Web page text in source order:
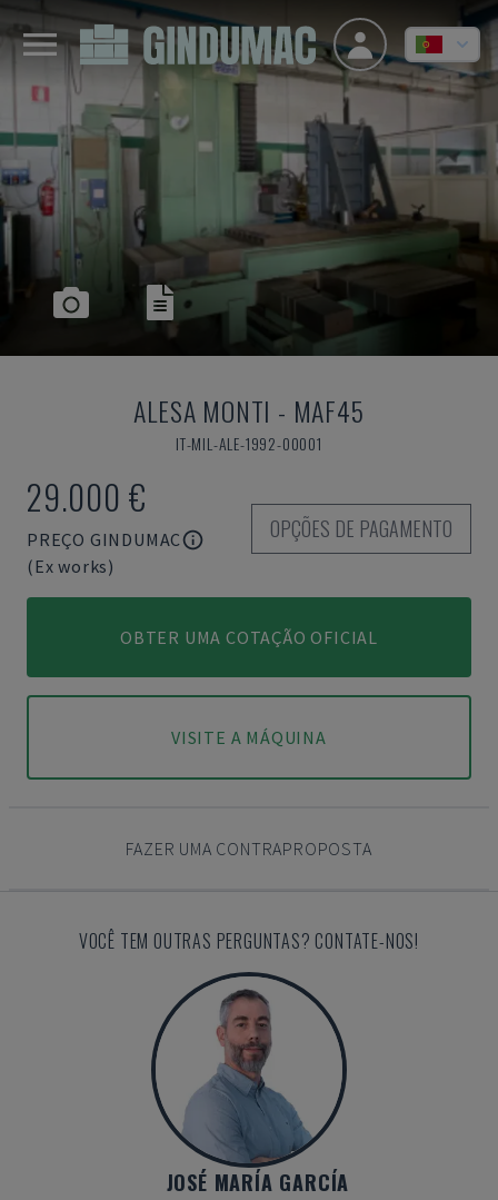
ALESA MONTI - MAF45
IT-MIL-ALE-1992-00001
29.000 €
PREÇO GINDUMAC
(Ex works)
OPÇÕES DE PAGAMENTO
OBTER UMA COTAÇÃO OFICIAL
VISITE A MÁQUINA
FAZER UMA CONTRAPROPOSTA
VOCÊ TEM OUTRAS PERGUNTAS? CONTATE-NOS!
JOSÉ MARÍA GARCÍA